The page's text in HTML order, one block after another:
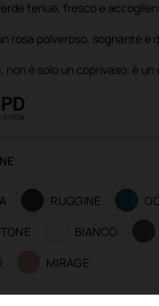
tenue, fresco e
rosa polveroso, sognante
non è solo un coprivaso: è
RUGGINE
BIANCO
MIRAGE